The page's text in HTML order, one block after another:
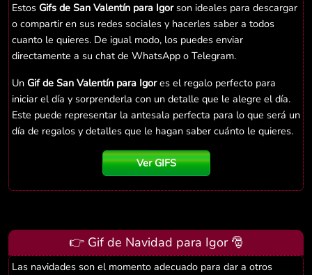
Estos Gifs de San Valentín para Igorson ideales para descargar
o compartir en sus redes sociales y hacerles saber a todos
cuanto le quieres. De igual modo, los puedes enviar
directamente a su chat de WhatsApp o Telegram.
Un Gif de San Valentín para Igores el regalo perfecto para
iniciar el día y sorprenderla con un detalle que le alegre el día.
Este puede representar la antesala perfecta para lo que será un
día de regalos y detalles que le hagan saber cuánto le quieres.
Ver GIFS
👉 Gif de Navidad para Igor 🎅
Las navidades son el momento adecuado para dar a otros